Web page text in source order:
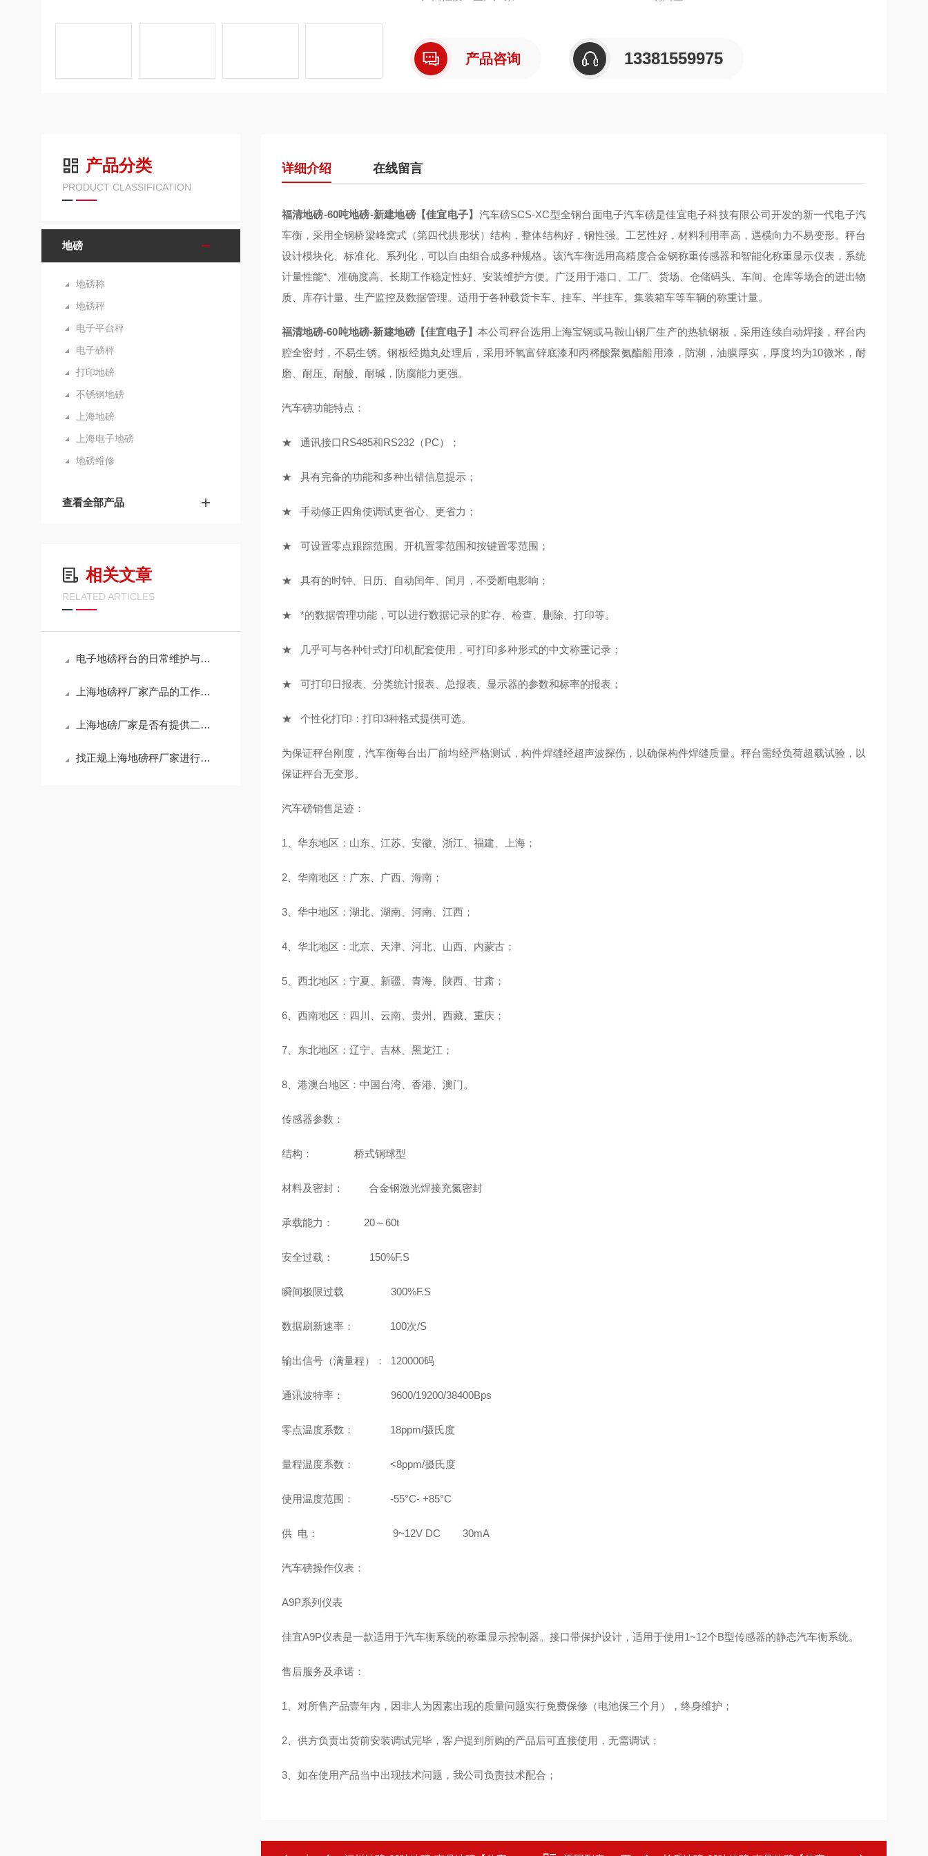
产品咨询 13381559975
产品分类
PRODUCT CLASSIFICATION
地磅
地磅称
地磅秤
电子平台秤
电子磅秤
打印地磅
不锈钢地磅
上海地磅
上海电子地磅
地磅维修
查看全部产品
相关文章
RELATED ARTICLES
电子地磅秤台的日常维护与保养
上海地磅秤厂家产品的工作原理介绍
上海地磅厂家是否有提供二手地磅秤
找正规上海地磅秤厂家进行地磅维修
详细介绍 在线留言
福清地磅-60吨地磅-新建地磅【佳宜电子】 汽车磅SCS-XC型全钢台面电子汽车磅是佳宜电子科技有限公司开发的新一代电子汽
车衡，采用全钢桥梁峰窝式（第四代拱形状）结构，整体结构好，钢性强。工艺性好，材料利用率高，遇横向力不易变形。秤台
设计模块化、标准化、系列化，可以自由组合成多种规格。该汽车衡选用高精度合金钢称重传感器和智能化称重显示仪表，系统
计量性能*、准确度高、长期工作稳定性好、安装维护方便。广泛用于港口、工厂、货场、仓储码头、车间、仓库等场合的进出物
质、库存计量、生产监控及数据管理。适用于各种载货卡车、挂车、半挂车、集装箱车等车辆的称重计量。
福清地磅-60吨地磅-新建地磅【佳宜电子】本公司秤台选用上海宝钢或马鞍山钢厂生产的热轨钢板，采用连续自动焊接，秤台内
腔全密封，不易生锈。钢板经抛丸处理后，采用环氧富锌底漆和丙稀酸聚氨酯船用漆，防潮，油膜厚实，厚度均为10微米，耐
磨、耐压、耐酸、耐碱，防腐能力更强。
汽车磅功能特点：
★ 通讯接口RS485和RS232（PC）；
★ 具有完备的功能和多种出错信息提示；
★ 手动修正四角使调试更省心、更省力；
★ 可设置零点跟踪范围、开机置零范围和按键置零范围；
★ 具有的时钟、日历、自动闰年、闰月，不受断电影响；
★ *的数据管理功能，可以进行数据记录的贮存、检查、删除、打印等。
★ 几乎可与各种针式打印机配套使用，可打印多种形式的中文称重记录；
★ 可打印日报表、分类统计报表、总报表、显示器的参数和标率的报表；
★ 个性化打印：打印3种格式提供可选。
为保证秤台刚度，汽车衡每台出厂前均经严格测试，构件焊缝经超声波探伤，以确保构件焊缝质量。秤台需经负荷超载试验，以
保证秤台无变形。
汽车磅销售足迹：
1、华东地区：山东、江苏、安徽、浙江、福建、上海；
2、华南地区：广东、广西、海南；
3、华中地区：湖北、湖南、河南、江西；
4、华北地区：北京、天津、河北、山西、内蒙古；
5、西北地区：宁夏、新疆、青海、陕西、甘肃；
6、西南地区：四川、云南、贵州、西藏、重庆；
7、东北地区：辽宁、吉林、黑龙江；
8、港澳台地区：中国台湾、香港、澳门。
传感器参数：
结构： 桥式钢球型
材料及密封： 合金钢激光焊接充氮密封
承载能力： 20～60t
安全过载： 150%F.S
瞬间极限过载 300%F.S
数据刷新速率： 100次/S
输出信号（满量程）： 120000码
通讯波特率： 9600/19200/38400Bps
零点温度系数： 18ppm/摄氏度
量程温度系数： <8ppm/摄氏度
使用温度范围： -55°C- +85°C
供 电： 9~12V DC 30mA
汽车磅操作仪表：
A9P系列仪表
佳宜A9P仪表是一款适用于汽车衡系统的称重显示控制器。接口带保护设计，适用于使用1~12个B型传感器的静态汽车衡系统。
售后服务及承诺：
1、对所售产品壹年内，因非人为因素出现的质量问题实行免费保修（电池保三个月），终身维护；
2、供方负责出货前安装调试完毕，客户提到所购的产品后可直接使用，无需调试；
3、如在使用产品当中出现技术问题，我公司负责技术配合；